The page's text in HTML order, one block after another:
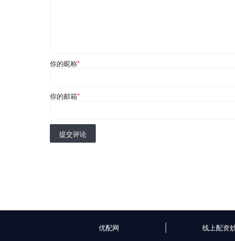
你的昵称*
你的邮箱*
提交评论
优配网 线上配资